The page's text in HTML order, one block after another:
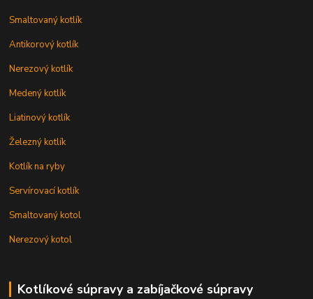
Smaltovaný kotlík
Antikorový kotlík
Nerezový kotlík
Medený kotlík
Liatinový kotlík
Železný kotlík
Kotlík na ryby
Servírovací kotlík
Smaltovaný kotol
Nerezový kotol
Kotlíkové súpravy a zabíjačkové súpravy